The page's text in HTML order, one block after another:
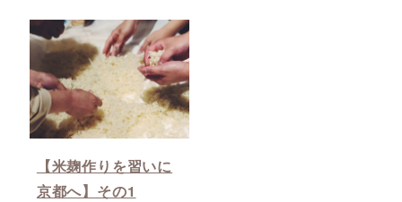
【米麹作りを習いに
京都へ】その1